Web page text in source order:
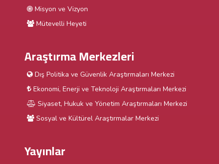
Misyon ve Vizyon
Mütevelli Heyeti
Araştırma Merkezleri
Dış Politika ve Güvenlik Araştırmaları Merkezi
Ekonomi, Enerji ve Teknoloji Araştırmaları Merkezi
Siyaset, Hukuk ve Yönetim Araştırmaları Merkezi
Sosyal ve Kültürel Araştırmalar Merkezi
Yayınlar